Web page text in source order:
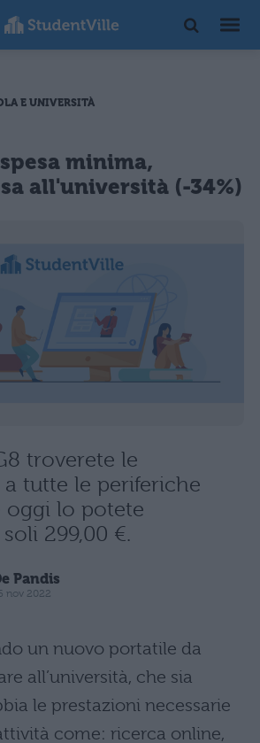
E UNIVERSITÀ
minima,
all'università (-34%)
troverete le
tutte le periferiche
oggi lo potete
299,00 €.
Pandis
nov 2022
un nuovo portatile da
all’università, che sia
le prestazioni necessarie
come: ricerca online,